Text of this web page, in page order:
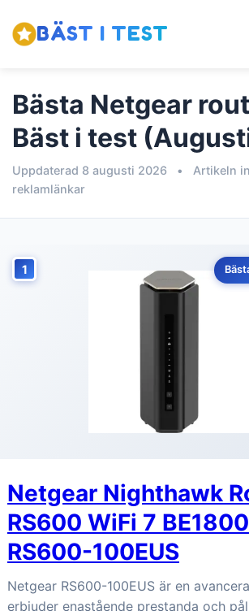
BÄST I TEST
Bästa Netgear
Bäst i test
Uppdaterad 8 augusti 2026 •
Artikeln
reklamlänkar
1
Netgear Nighthawk
RS600 WiFi 7
RS600-100EUS
Netgear RS600-100EUS är en
erbjuder enastående prestanda och